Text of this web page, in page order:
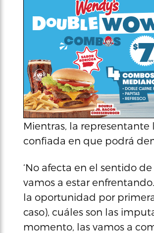
Mientras, la representante
confiada en que podrá
‘No afecta en el sentido
vamos a estar
la oportunidad por
caso), cuáles son las
momento, las vamos a